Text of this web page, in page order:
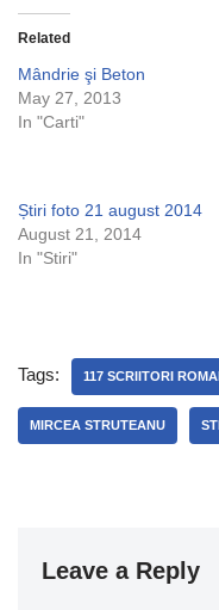
Related
Mândrie şi Beton
May 27, 2013
In "Carti"
Știri foto 21 august 2014
August 21, 2014
In "Stiri"
Tags: 117 SCRIITORI
MIRCEA STRUTEANU
Leave a Reply